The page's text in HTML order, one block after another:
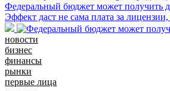
Федеральный бюджет может получить
Эффект даст не сама плата за
новости
бизнес
финансы
рынки
первые лица